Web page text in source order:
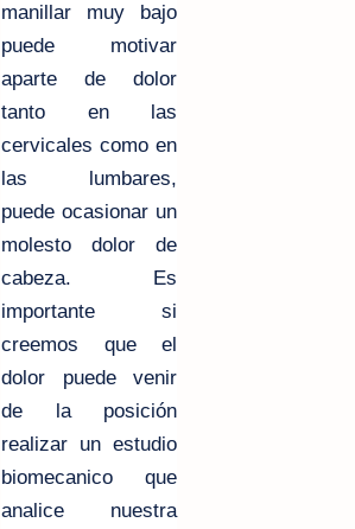
manillar muy bajo
puede motivar
aparte de dolor
tanto en las
cervicales como en
las lumbares,
puede ocasionar un
molesto dolor de
cabeza. Es
importante si
creemos que el
dolor puede venir
de la posición
realizar un estudio
biomecanico que
analice nuestra